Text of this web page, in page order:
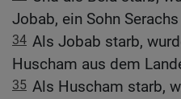
Jobab, ein Sohn
34 Als Jobab starb,
Huscham aus dem
35 Als Huscham starb,